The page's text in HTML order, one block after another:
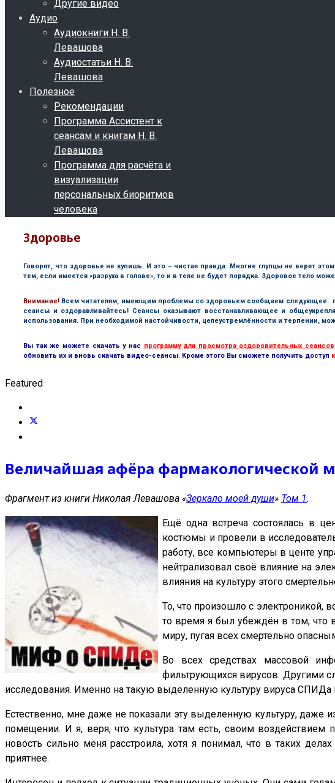
Другие видео
Аудио
Аудиокниги Н. В.
Левашова
Аудиостатьи Н. В.
Левашова
Полезное
Рекомендации
Программа Ассистент к
сеансам и книгам Н. В.
Левашова
Программа для расчёта и
визуализации
персональных биоритмов
человека
Здоровье
Говорят, что здоровье не купишь. И это – чистая правда. Многие глупцы не верят
тем, если имеется «разруха в голове», то и в теле не будет порядка. Здоровое тело
Внимание! Всем читателям, имеющим проблемы со здоровьем сообщаем следующее:
сеансы и оздоравливайтесь! Сеансы оказывают восстанавливающее и
использования. При необходимой настойчивости, целеустремлённости и терпении,
Вы так же можете скачать у нас программу для просмотра оздоровительных сеансов
обновить их и вновь скачать видео-сеансы. Кроме этого Вы сможете получить доступ
Featured
Величайшая афёра фармакологической
Фрагмент из книги Николая Левашова «Зеркало моей души» Том 1.
Ещё одна встреча состоялась в
костюмы и провели в
работу, все компьютеры в центе
нейтрализовал своё влияние на
влияния на культуру этого
То, что произошло с электроникой,
то время я был убеждён в том, что
миру, пугая всех смертельно
Во всех средствах массовой
фильтрующихся вирусов. Другими
исследования. Именно на такую выделенную культуру вируса
Естественно, мне даже не показали эту выделенную культуру, даже
помещении. И я, веря, что культура там есть, своим
новость сильно меня расстроила, хотя я понимал, что в таких
приятнее.